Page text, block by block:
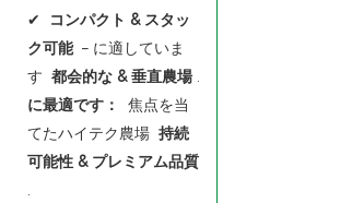
✔
コンパクト & スタッ
ク可能 – に適していま
す 都会的な & 垂直農場 .
に最適です：
焦点を当
てたハイテク農場 持続
可能性 & プレミアム品質
.